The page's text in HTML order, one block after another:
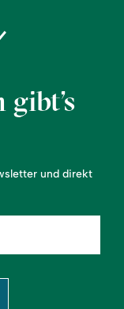
gibt’s
und direkt